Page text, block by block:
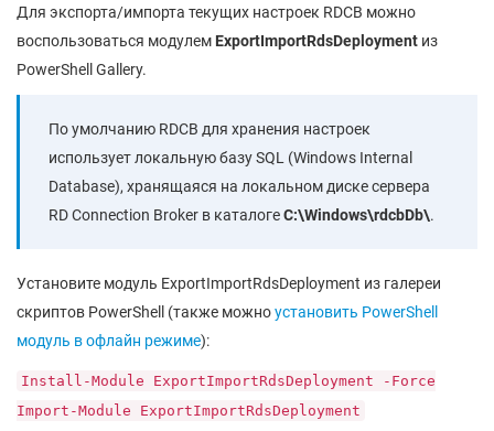
Для экспорта/импорта текущих настроек RDCB можно
воспользоваться модулем ExportImportRdsDeployment из
PowerShell Gallery.
По умолчанию RDCB для хранения настроек
использует локальную базу SQL (Windows Internal
Database), хранящаяся на локальном диске сервера
RD Connection Broker в каталогеC:\Windows\rdcbDb\.
Установите модуль ExportImportRdsDeployment из галереи
скриптов PowerShell (также можноустановить PowerShell
модуль в офлайн режиме):
Install-Module ExportImportRdsDeployment -Force
Import-Module ExportImportRdsDeployment